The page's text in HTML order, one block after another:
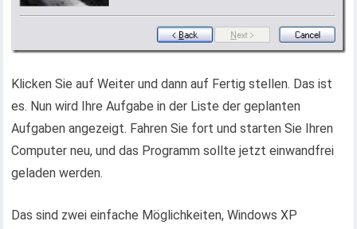
Klicken Sie auf Weiter und dann auf Fertig stellen. Das ist
es. Nun wird Ihre Aufgabe in der Liste der geplanten
Aufgaben angezeigt. Fahren Sie fort und starten Sie Ihren
Computer neu, und das Programm sollte jetzt einwandfrei
geladen werden.
Das sind zwei einfache Möglichkeiten, Windows XP